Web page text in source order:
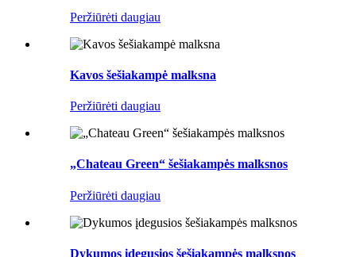
Peržiūrėti daugiau
Kavos šešiakampė malksna
Peržiūrėti daugiau
„Chateau Green“ šešiakampės malksnos
Peržiūrėti daugiau
Dykumos įdegusios šešiakampės malksnos